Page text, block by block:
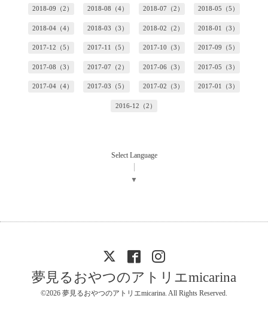
2018-09（2） 2018-08（4） 2018-07（2） 2018-05（5）
2018-04（4） 2018-03（3） 2018-02（2） 2018-01（3）
2017-12（5） 2017-11（5） 2017-10（3） 2017-09（5）
2017-08（3） 2017-07（2） 2017-06（3） 2017-05（3）
2017-04（4） 2017-03（5） 2017-02（3） 2017-01（3）
2016-12（2）
Select Language
▼
夢見るおやつのアトリエmicarina
©2026 夢見るおやつのアトリエmicarina. All Rights Reserved.